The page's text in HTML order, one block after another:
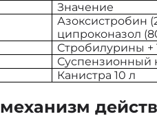
Значение
Азоксистробин
ципроконазол
Стробилурины +
Суспензионный
Канистра 10 л